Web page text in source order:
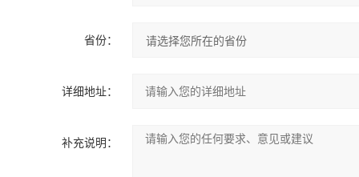
省份：
详细地址：
补充说明：